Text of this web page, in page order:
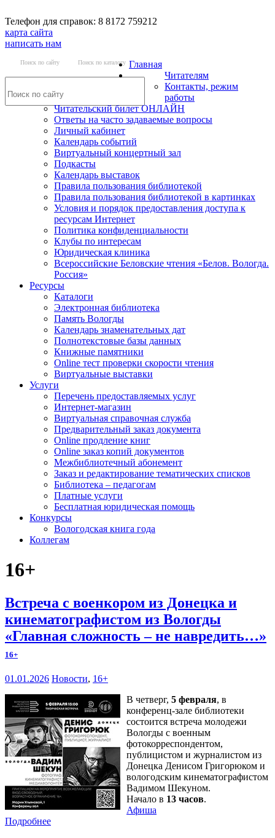
Телефон для справок: 8 8172 759212
карта сайта
написать нам
Поиск по сайту Поиск по каталогу Главная
Читателям
Контакты, режим
работы
Читательский билет ОНЛАЙН
Ответы на часто задаваемые вопросы
Личный кабинет
Календарь событий
Виртуальный концертный зал
Подкасты
Календарь выставок
Правила пользования библиотекой
Правила пользования библиотекой в картинках
Условия и порядок предоставления доступа к
ресурсам Интернет
Политика конфиденциальности
Клубы по интересам
Юридическая клиника
Всероссийские Беловские чтения «Белов. Вологда.
Россия»
Ресурсы
Каталоги
Электронная библиотека
Память Вологды
Календарь знаменательных дат
Полнотекстовые базы данных
Книжные памятники
Online тест проверки скорости чтения
Виртуальные выставки
Услуги
Перечень предоставляемых услуг
Интернет-магазин
Виртуальная справочная служба
Предварительный заказ документа
Online продление книг
Online заказ копий документов
Межбиблиотечный абонемент
Заказ и редактирование тематических списков
Библиотека – педагогам
Платные услуги
Бесплатная юридическая помощь
Конкурсы
Вологодская книга года
Коллегам
16+
Встреча с военкором из Донецка и
кинематографистом из Вологды
«Главная сложность – не навредить…»
16+
01.01.2026 Новости, 16+
В четверг, 5 февраля, в
конференц-зале библиотеки
состоится встреча молодежи
Вологды с военным
фотокорреспондентом,
публицистом и журналистом из
Донецка Денисом Григорюком и
вологодским кинематографистом
Вадимом Шекуном.
Начало в 13 часов.
Афиша
Подробнее